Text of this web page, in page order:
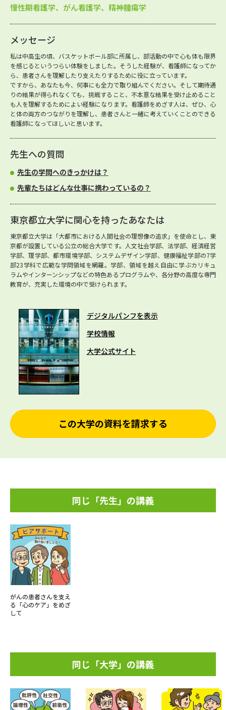
慢性期看護学、がん看護学、精神腫瘍学
メッセージ
私は中高生の頃、バスケットボール部に所属し、部活動の中で心も体も限界
を感じるというつらい体験をしました。そうした経験が、看護師になってか
ら、患者さんを理解したり支えたりするために役に立っています。
ですから、あなたも今、何事にも全力で取り組んでください。そして期待通
りの結果が得られなくても、挑戦すること、不本意な結果を受け止めること
も人を理解するためによい経験になります。看護師をめざす人は、ぜひ、心
と体の両方のつながりを理解し、患者さんと一緒に考えていくことのできる
看護師になってほしいと思います。
先生への質問
先生の学問へのきっかけは？
先輩たちはどんな仕事に携わっているの？
東京都立大学に関心を持ったあなたは
東京都立大学は「大都市における人間社会の理想像の追求」を使命とし、東
京都が設置している公立の総合大学です。人文社会学部、法学部、経済経営
学部、理学部、都市環境学部、システムデザイン学部、健康福祉学部の7学
部23学科で広範な学問領域を網羅。学部、領域を越え自由に学ぶカリキュ
ラムやインターンシップなどの特色あるプログラムや、各分野の高度な専門
教育が、充実した環境の中で受けられます。
デジタルパンフを表示
学校情報
大学公式サイト
この大学の資料を請求する
同じ「先生」の講義
がんの患者さんを支え
る「心のケア」をめざ
して
同じ「大学」の講義